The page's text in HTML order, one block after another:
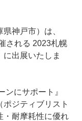
神戸市）は、
される 2023札幌
出展いたしま
にサポート』
ジティブリスト
・耐摩耗性に優れ